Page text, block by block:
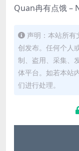
Quan冉有点饿 –
声明：本站所有
创发布。任何个人
制、盗用、采集、
体平台。如若本站
们进行处理。